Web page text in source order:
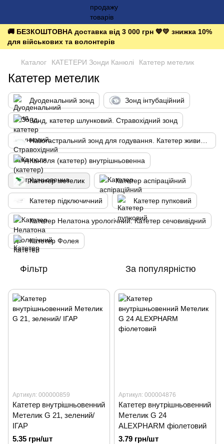
🚚 БЕЗКОШТОВНА доставка від 3 000 грн 💙💛 знижка 10%
для військових та волонтерів
Каталог КАТЕТЕРИ Зонди Канюлі Катетер метелик
Катетер метелик
Дуоденальний зонд Зонд інтубаційний
Зонд, катетер шлунковий. Стравохідний зонд
Канюля (катетер) внутрішньовенна
Катетер метелик Катетер аспіраційний
Катетер підключичний Катетер пупковий
Катетер Нелатона урологічний. Катетер сечовивідний
Катетер Фолея
Фільтр За популярністю
Артикул: 000000859
Катетер внутрішньовенний
Метелик G 21, зелений/
ІГАР
5.35 грн/шт
Артикул: 000004876
Катетер внутрішньовенний
Метелик G 24
ALEXPHARM фіолетовий
3.79 грн/шт